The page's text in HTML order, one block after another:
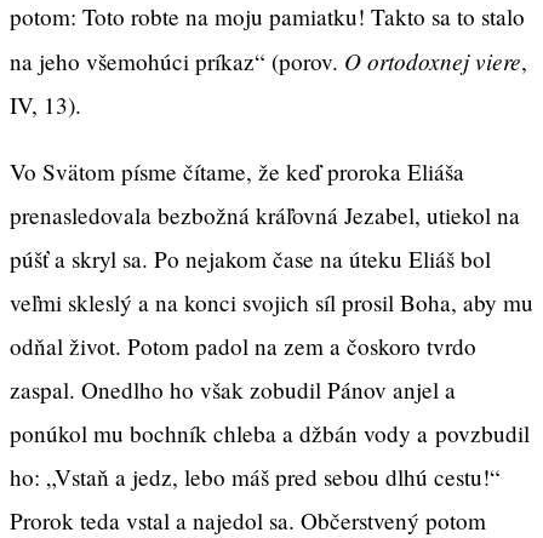
potom: Toto robte na moju pamiatku! Takto sa to stalo
na jeho všemohúci príkaz“ (porov. O ortodoxnej viere,
IV, 13).
Vo Svätom písme čítame, že keď proroka Eliáša
prenasledovala bezbožná kráľovná Jezabel, utiekol na
púšť a skryl sa. Po nejakom čase na úteku Eliáš bol
veľmi skleslý a na konci svojich síl prosil Boha, aby mu
odňal život. Potom padol na zem a čoskoro tvrdo
zaspal. Onedlho ho však zobudil Pánov anjel a
ponúkol mu bochník chleba a džbán vody a povzbudil
ho: „Vstaň a jedz, lebo máš pred sebou dlhú cestu!“
Prorok teda vstal a najedol sa. Občerstvený potom